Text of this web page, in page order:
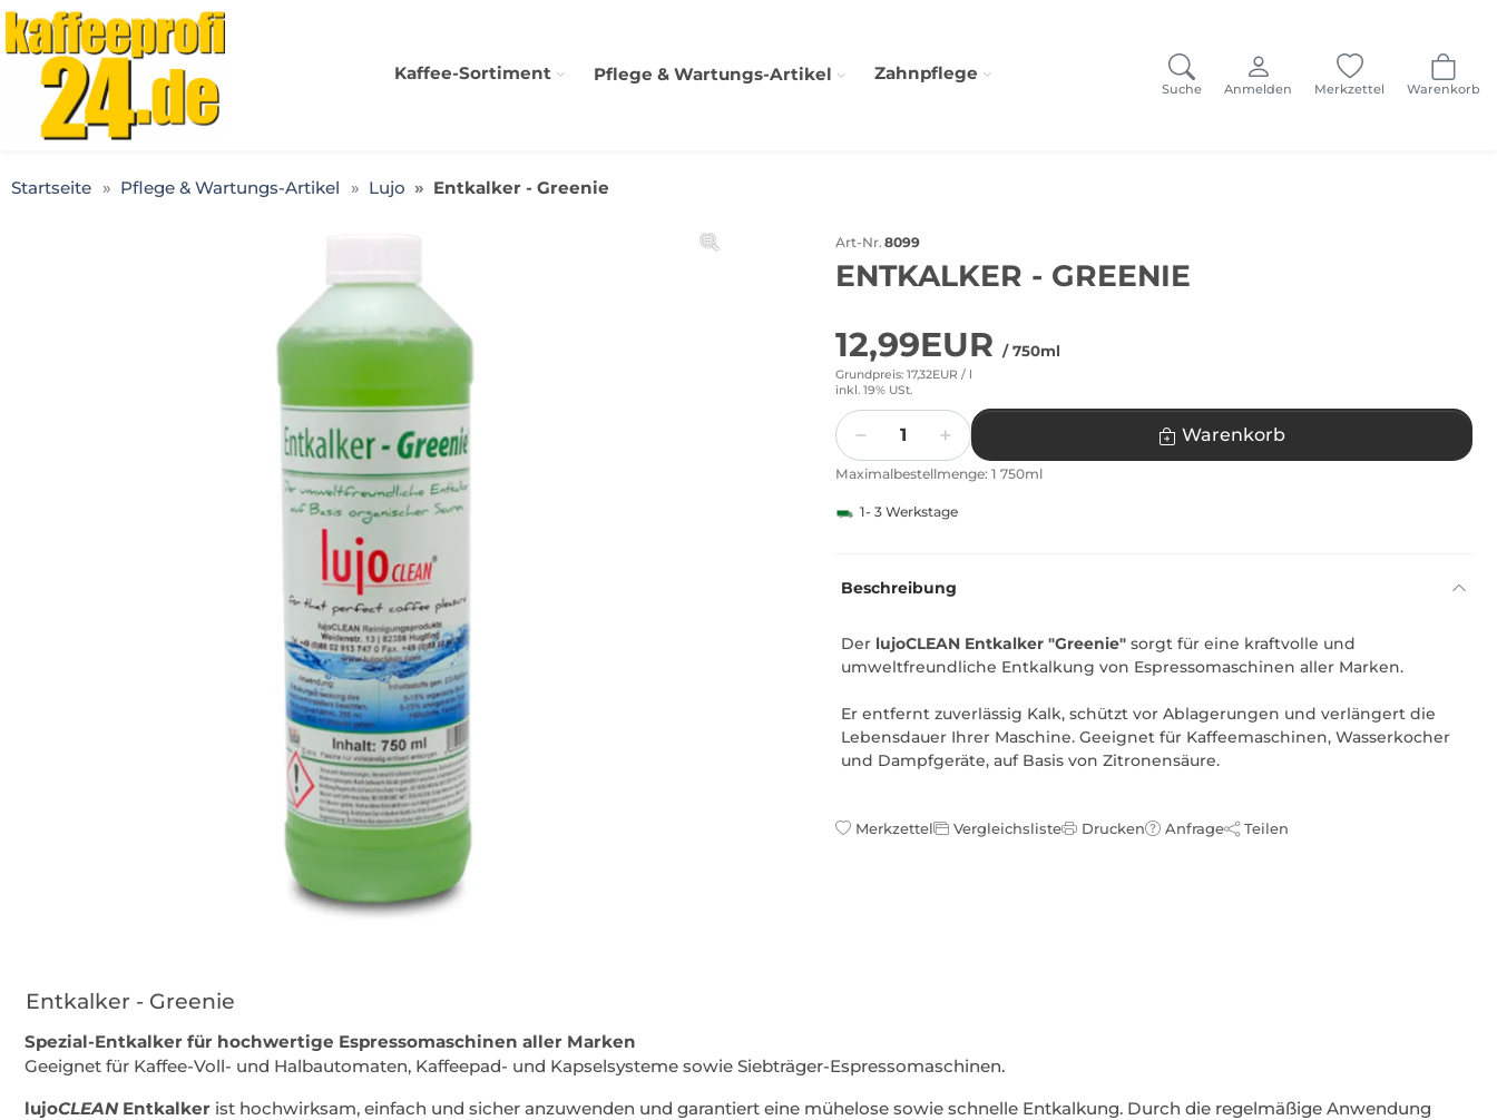
Kaffeeprofi24.de
Kaffee-Sortiment Pflege & Wartungs-Artikel Zahnpflege
Suche Anmelden Merkzettel Warenkorb
Startseite Pflege & Wartungs-Artikel Lujo Entkalker - Greenie
Art-Nr. 8099
ENTKALKER - GREENIE
12,99EUR / 750ml
Grundpreis: 17,32EUR / l
inkl. 19% USt.
Menge
Warenkorb
Maximalbestellmenge: 1 750ml
1- 3 Werkstage
Beschreibung
DerlujoCLEAN Entkalker "Greenie"sorgt für eine kraftvolle und
umweltfreundliche Entkalkung von Espressomaschinen aller Marken.
Er entfernt zuverlässig Kalk, schützt vor Ablagerungen und verlängert die
Lebensdauer Ihrer Maschine. Geeignet für Kaffeemaschinen, Wasserkocher
und Dampfgeräte, auf Basis von Zitronensäure.
Merkzettel Vergleichsliste Drucken Anfrage Teilen
Entkalker - Greenie
Spezial-Entkalker für hochwertige Espressomaschinen aller Marken
Geeignet für Kaffee-Voll- und Halbautomaten, Kaffeepad- und Kapselsysteme sowie Siebträger-Espressomaschinen.
lujoCLEANEntkalkerist hochwirksam, einfach und sicher anzuwenden und garantiert eine mühelose sowie schnelle Entkalkung. Durch die regelmäßige Anwendung